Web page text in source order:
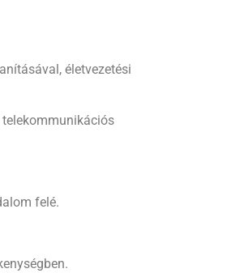
életvezetési
telekommunikációs
felé.